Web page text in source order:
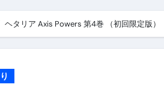
】超弾丸！！！仕事終わりに3都
ヘタリア Axis Powers 第4巻 （初回限定版）